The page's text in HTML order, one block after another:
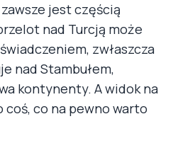
jest częścią
nad Turcją może
zwłaszcza
nad Stambułem,
kontynenty. A widok na
co na pewno warto